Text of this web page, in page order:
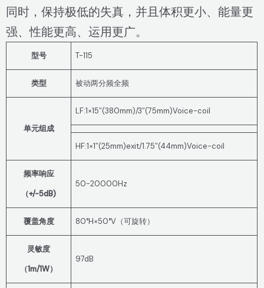
同时，保持极低的失真，并且体积更小、能量更
强、性能更高、运用更广。
型号 T-115
类型 被动两分频全频
单元组成
LF:1×15″(380mm)/3″(75mm)Voice-coil
HF:1×1″(25mm)exit/1.75″(44mm)Voice-coil
频率响应
（+/-5dB)
50-20000Hz
覆盖角度 80°H×50°V（可旋转）
灵敏度
（1m/1W）
97dB